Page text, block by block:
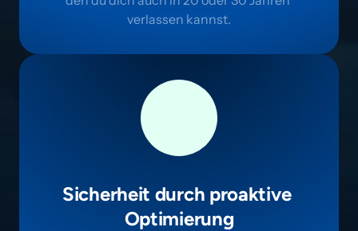
verlassen kannst.
Sicherheit durch proaktive
Optimierung